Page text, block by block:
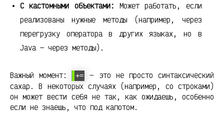
С кастомными объектами: Может работать, если
реализованы нужные методы (например, через
перегрузку оператора в других языках, но в
Java — через методы).
Важный момент: +=
— это не просто синтаксический
сахар. В некоторых случаях (например, со строками)
он может вести себя не так, как ожидаешь, особенно
если не знаешь, что под капотом.